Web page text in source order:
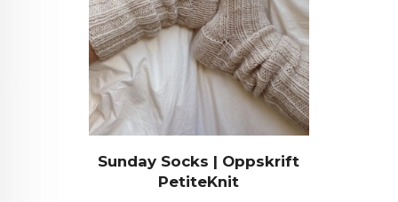
Sunday Socks | Oppskrift
PetiteKnit